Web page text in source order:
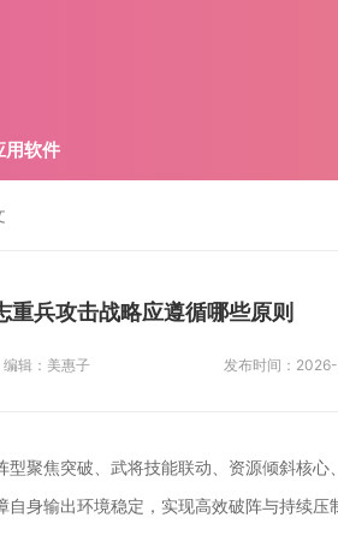
用软件
重兵攻击战略应遵循哪些原则
编辑： 美惠子 发布时间：
聚焦突破、武将技能联动、资源倾斜核
身输出环境稳定，实现高效破阵与持续压